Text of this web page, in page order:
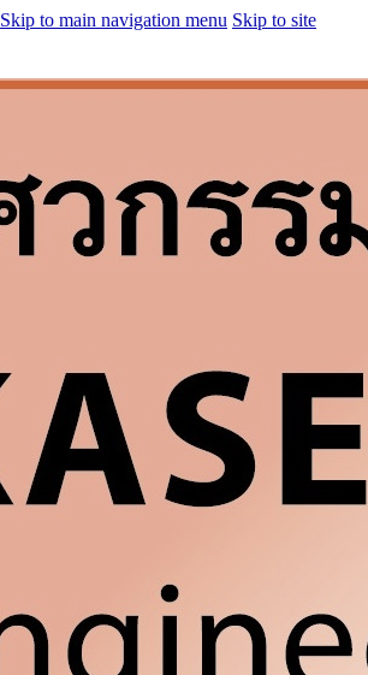
Skip to main navigation menu Skip to site